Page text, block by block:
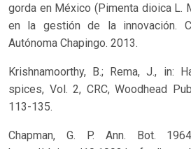
gorda en México (Pimenta dioica L.
en la gestión de la innovación.
Autónoma Chapingo. 2013.
Krishnamoorthy, B.; Rema, J., in:
spices, Vol. 2, CRC, Woodhead
113-135.
Chapman, G. P. Ann. Bot.